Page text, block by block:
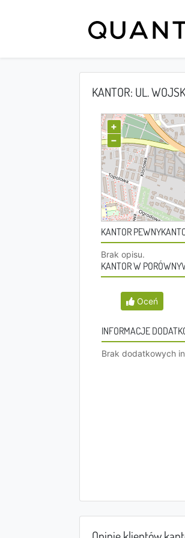
KANTOR: UL.
+
−
KANTOR
Brak opisu.
KANTOR W
Oceń
INFORMACJE
Brak dodatkowych